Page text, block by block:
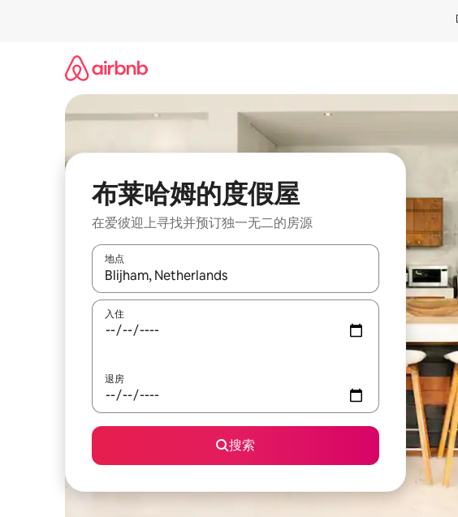
布莱哈姆的度假屋
在爱彼迎上寻找并预订独一无二的房源
地点
如有搜索结果，请使用上下方向键查看，或通过点击或滑动手势浏览。
入住
退房
搜索